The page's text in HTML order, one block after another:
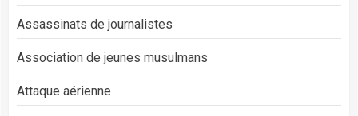
Assassinats de journalistes
Association de jeunes musulmans
Attaque aérienne